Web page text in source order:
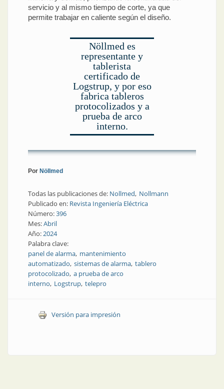
servicio y al mismo tiempo de corte, ya que
permite trabajar en caliente según el diseño.
Nöllmed es
representante y
tablerista
certificado de
Logstrup, y por eso
fabrica tableros
protocolizados y a
prueba de arco
interno.
Por Nöllmed
Todas las publicaciones de: Nollmed Nollmann
Publicado en: Revista Ingeniería Eléctrica
Número:396
Mes:Abril
Año:2024
Palabra clave:
panel de alarma mantenimiento
automatizado sistemas de alarma tablero
protocolizado a prueba de arco
interno Logstrup telepro
Versión para impresión